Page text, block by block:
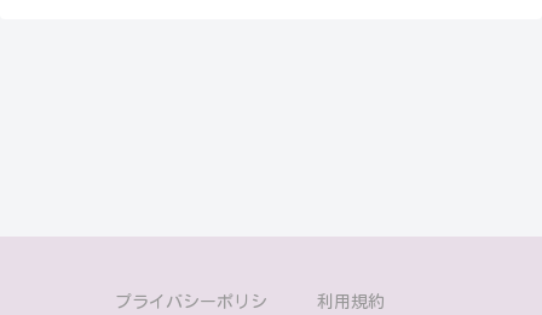
プライバシーポリシ 利用規約